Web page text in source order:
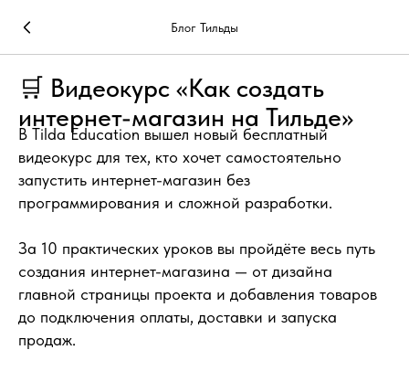
Блог Тильды
🛒 Видеокурс «Как создать
интернет-магазин на Тильде»
В Tilda Education вышел новый бесплатный
видеокурс для тех, кто хочет самостоятельно
запустить интернет-магазин без
программирования и сложной разработки.
За 10 практических уроков вы пройдёте весь путь
создания интернет-магазина — от дизайна
главной страницы проекта и добавления товаров
до подключения оплаты, доставки и запуска
продаж.